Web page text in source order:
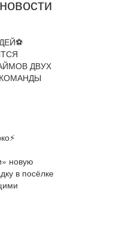
ДВУХ
новую
в посёлке